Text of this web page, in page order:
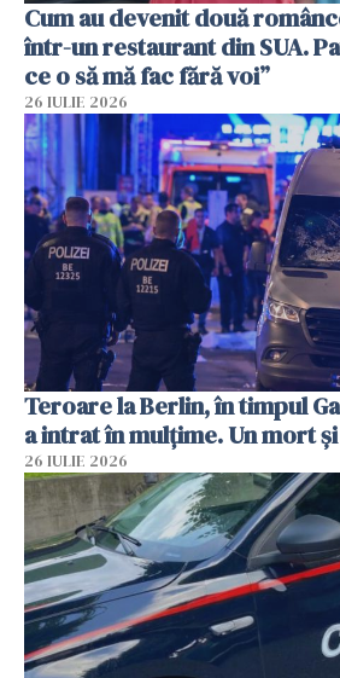
Cum au devenit două
într-un restaurant din SUA.
ce o să mă fac fără voi”
26 IULIE 2026
Teroare la Berlin, în timpul
a intrat în mulțime. Un mort
26 IULIE 2026